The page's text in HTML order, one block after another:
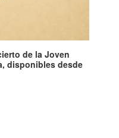
de la Joven
disponibles desde